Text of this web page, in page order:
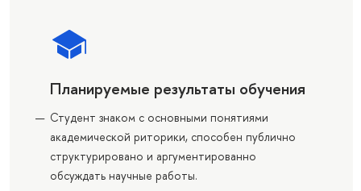
Планируемые результаты обучения
Студент знаком с основными понятиями
академической риторики, способен публично
структурировано и аргументированно
обсуждать научные работы.